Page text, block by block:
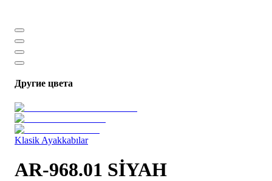
Другие цвета
Klasik Ayakkabılar
AR-968.01 SİYAH